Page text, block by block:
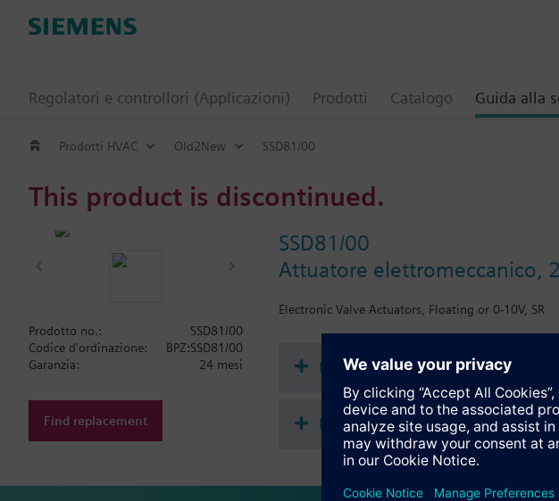
Regolatori e controllori (Applicazioni) Prodotti Catalogo Guida alla
Prodotti HVAC Old2New SSD81/00
This product is discontinued.
SSD81/00
Attuatore elettromeccanico,
Electronic Valve Actuators, Floating or 0-10V, SR
Prodotto no.:
SSD81/00
Codice d'ordinazione:
BPZ:SSD81/00
Garanzia:
24 mesi
Find replacement
Documenti
Riepilogo Tecnico